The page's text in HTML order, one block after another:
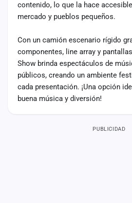
contenido, lo que la hace
mercado y pueblos pequeños.
Con un camión escenario rígido
componentes, line array y
Show brinda espectáculos de
públicos, creando un ambiente
cada presentación. ¡Una opción
buena música y diversión!
PUBLICIDAD